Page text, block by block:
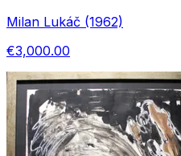
Milan Lukáč (1962)
€3,000.00